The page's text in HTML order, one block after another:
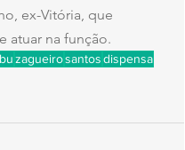
ex-Vitória, que
atuar na função.
zagueirosantosdispensa